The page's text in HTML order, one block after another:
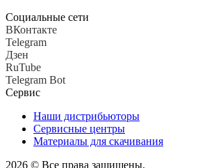
Социальные сети
ВКонтакте
Telegram
Дзен
RuTube
Telegram Bot
Сервис
Наши дистрибьюторы
Сервисные центры
Материалы для скачивания
2026 © Все права защищены.